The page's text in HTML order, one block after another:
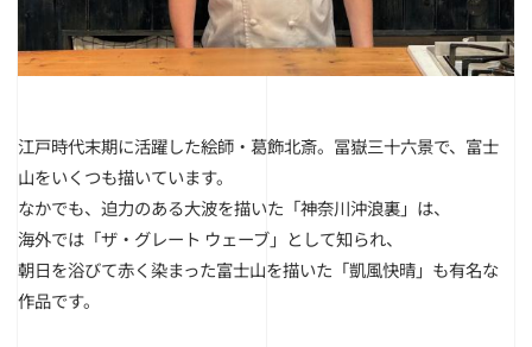
江戸時代末期に活躍した絵師・葛飾北斎。 冨嶽三十六景で、富士
山をいくつも描いています。
なかでも、迫力のある大波を描いた「神奈川沖浪裏」は、
海外では「ザ・グレート ウェーブ」として知られ、
朝日を浴びて赤く染まった富士山を描いた「凱風快晴」も有名な
作品です。